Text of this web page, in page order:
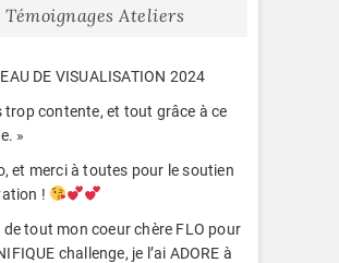
Témoignages Ateliers
DE VISUALISATION 2024
trop contente, et tout grâce à ce
»
et merci à toutes pour le soutien
!
de tout mon coeur chère FLO pour
challenge, je l’ai ADORE à